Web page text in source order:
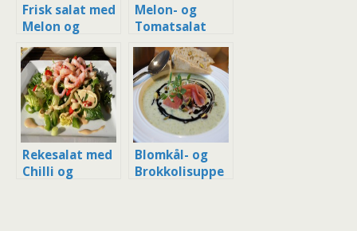
Frisk salat med
Melon og
Serranoskinke
Melon- og
Tomatsalat
med Fetaost
og Mynte
Rekesalat med
Chilli og
Blomkål- og
Brokkolisuppe